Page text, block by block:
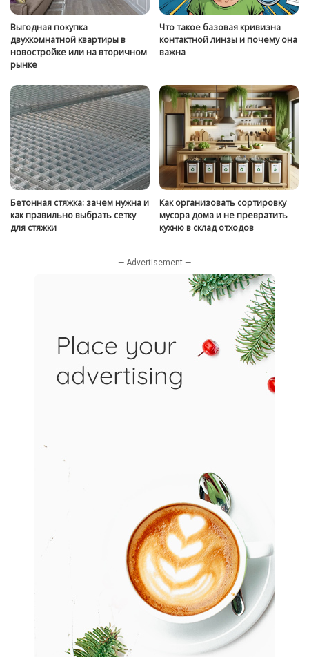
Выгодная покупка
двухкомнатной квартиры в
новостройке или на вторичном
рынке
Что такое базовая кривизна
контактной линзы и почему она
важна
Бетонная стяжка: зачем нужна и
как правильно выбрать сетку
для стяжки
Как организовать сортировку
мусора дома и не превратить
кухню в склад отходов
— Advertisement —